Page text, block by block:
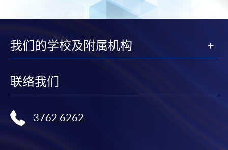
我们的学校及附属机构
联络我们
3762 6262